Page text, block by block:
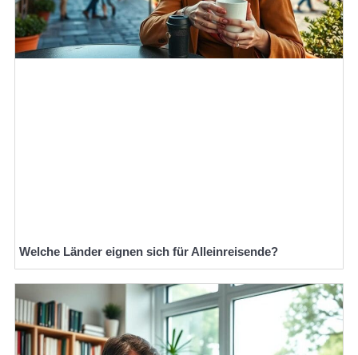
Welche Länder eignen sich für Alleinreisende?